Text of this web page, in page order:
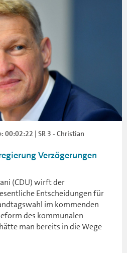
00:02:22 | SR 3 - Christian
Verzögerungen
(CDU) wirft der
Entscheidungen für
im kommenden
des kommunalen
man bereits in die Wege